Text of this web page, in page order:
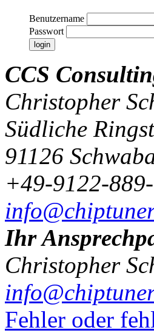
Benutzername
Passwort
CCS
Christopher
Südliche
91126
+49-9122-
Ihr
Christopher
Fehler oder